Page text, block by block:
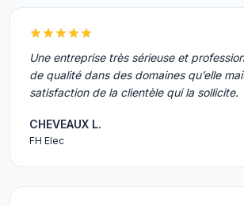
Une entreprise très sérieuse et
de qualité dans des domaines qu’elle
satisfaction de la clientèle qui la sollicite.
CHEVEAUX L.
FH Elec